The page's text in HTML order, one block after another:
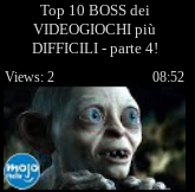
Top 10 BOSS dei
VIDEOGIOCHI più
DIFFICILI - parte 4!
08:52
Views: 2